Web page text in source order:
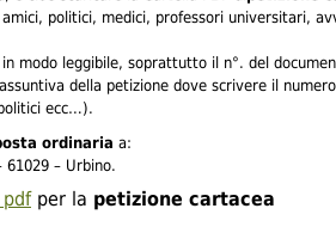
politici, medici, professori universitari,
modo leggibile, soprattutto il n°. del
della petizione dove scrivere il
ecc…).
ordinaria a:
61029 – Urbino.
pdfper la petizione cartacea